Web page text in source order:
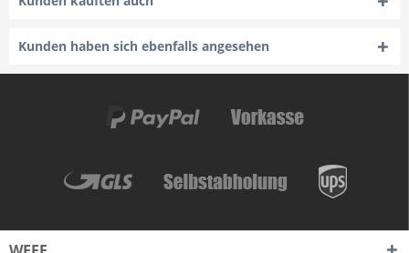
Kunden haben sich ebenfalls angesehen